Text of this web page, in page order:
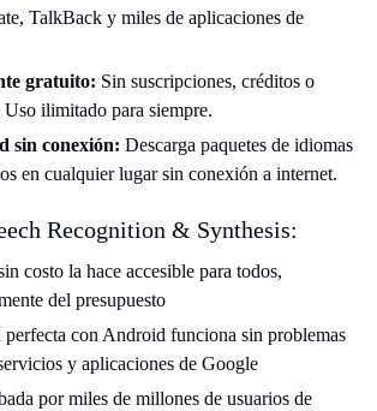
TalkBack y miles de aplicaciones de
gratuito: Sin suscripciones, créditos o
Uso ilimitado para siempre.
sin conexión: Descarga paquetes de idiomas
en cualquier lugar sin conexión a internet.
Recognition & Synthesis:
costo la hace accesible para todos,
del presupuesto
con Android funciona sin problemas
y aplicaciones de Google
por miles de millones de usuarios de